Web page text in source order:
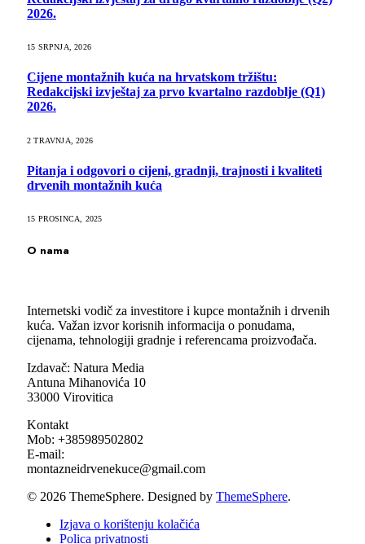
2026.
15 SRPNJA, 2026
Cijene montažnih kuća na hrvatskom tržištu:
Redakcijski izvještaj za prvo kvartalno razdoblje (Q1)
2026.
2 TRAVNJA, 2026
Pitanja i odgovori o cijeni, gradnji, trajnosti i kvaliteti
drvenih montažnih kuća
15 PROSINCA, 2025
O nama
Internetski vodič za investitore i kupce montažnih i drvenih
kuća. Važan izvor korisnih informacija o ponudama,
cijenama, tehnologiji gradnje i referencama proizvođača.
Izdavač: Natura Media
Antuna Mihanovića 10
33000 Virovitica
Kontakt
Mob: +385989502802
E-mail:
montazneidrvenekuce@gmail.com
© 2026 ThemeSphere. Designed by ThemeSphere.
Izjava o korištenju kolačića
Polica privatnosti